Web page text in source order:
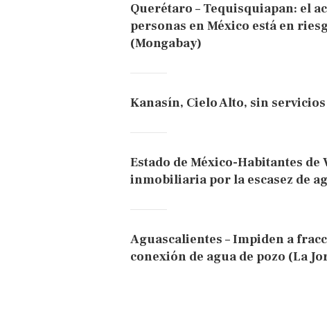
Querétaro – Tequisquiapan: el
personas en México está en
(Mongabay)
Kanasín, Cielo Alto, sin
Estado de México-Habitantes de
inmobiliaria por la escasez de
Aguascalientes – Impiden a
conexión de agua de pozo (La